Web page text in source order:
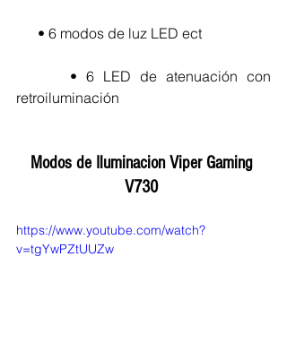
      • 6 modos de luz LED ect
retroiluminación
Modos de Iluminacion Viper Gaming
V730
https://www.youtube.com/watch?
v=tgYwPZtUUZw